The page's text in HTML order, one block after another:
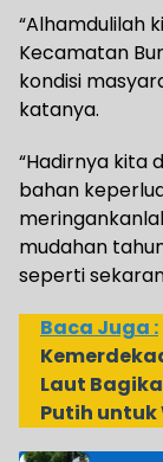
“Alhamdulilah
Kecamatan
kondisi
katanya.
“Hadirnya kita
bahan
mudahan
seperti
Baca Juga :
Laut
Putih untuk